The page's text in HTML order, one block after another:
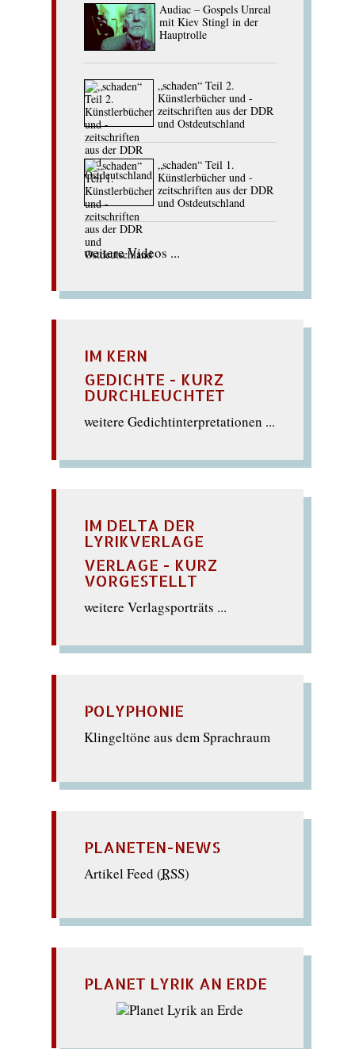
Audiac – Gospels Unreal
mit Kiev Stingl in der
Hauptrolle
„schaden“ Teil 2.
Künstlerbücher und -
zeitschriften aus der DDR
und Ostdeutschland
„schaden“ Teil 1.
Künstlerbücher und -
zeitschriften aus der DDR
und Ostdeutschland
weitere Videos ...
IM KERN
GEDICHTE - KURZ
DURCHLEUCHTET
weitere Gedichtinterpretationen ...
IM DELTA DER
LYRIKVERLAGE
VERLAGE - KURZ
VORGESTELLT
weitere Verlagsporträts ...
POLYPHONIE
Klingeltöne aus dem Sprachraum
PLANETEN-NEWS
Artikel Feed (RSS)
PLANET LYRIK AN ERDE